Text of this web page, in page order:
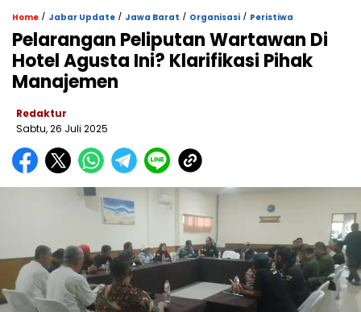
Home / Jabar Update / Jawa Barat / Organisasi / Peristiwa
Pelarangan Peliputan Wartawan Di
Hotel Agusta Ini? Klarifikasi Pihak
Manajemen
Redaktur
Sabtu, 26 Juli 2025